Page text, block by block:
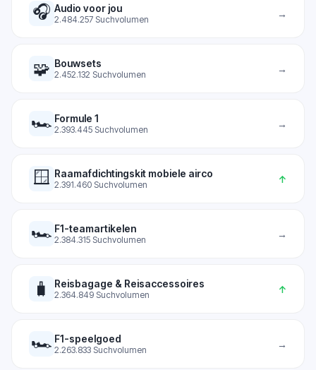
🎧 Audio voor jou
2.484.257 Suchvolumen →
🧩 Bouwsets
2.452.132 Suchvolumen →
🏎️ Formule 1
2.393.445 Suchvolumen →
🪟 Raamafdichtingskit mobiele airco
2.391.460 Suchvolumen ↑
🏎️ F1-teamartikelen
2.384.315 Suchvolumen →
🧳 Reisbagage & Reisaccessoires
2.364.849 Suchvolumen ↑
🏎️ F1-speelgoed
2.263.833 Suchvolumen →